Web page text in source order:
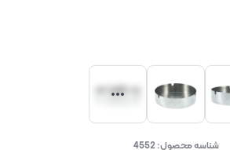
شناسه محصول: 4552